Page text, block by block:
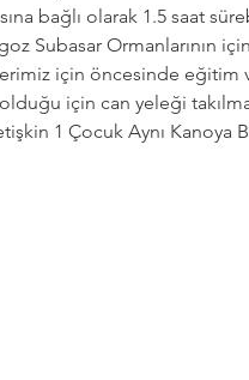
bağlı olarak 1.5 saat
Subasar Ormanlarının
için öncesinde eğitim
için can yeleği
1 Çocuk Aynı Kanoya